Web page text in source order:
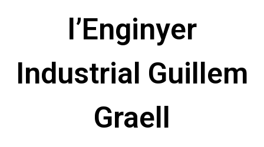
l’Enginyer
Industrial Guillem
Graell